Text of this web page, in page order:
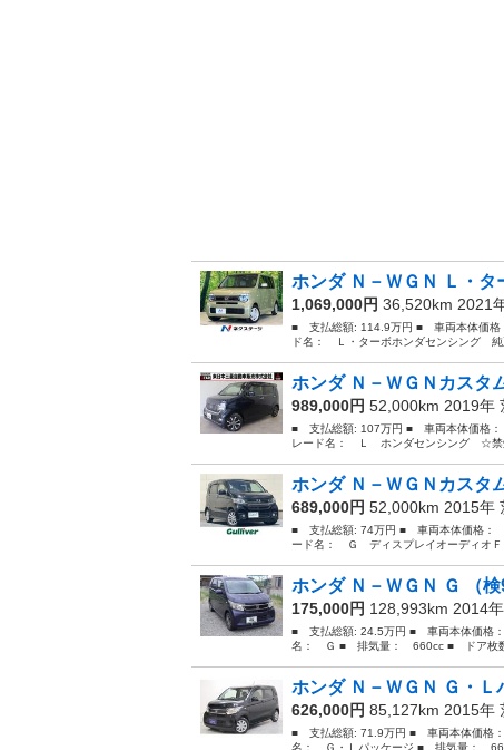
ホンダ Ｎ－ＷＧＮ Ｌ・
1,069,000円 36,520km 2021
■ 支払総額: 114.9万円 ■ 車両本体価
ド名： Ｌ・ターボホンダセンシング
ホンダ Ｎ－ＷＧＮカス
989,000円 52,000km 2019年
■ 支払総額: 107万円 ■ 車両本体価格
レード名： Ｌ ホンダセンシング ☆禁
ホンダ Ｎ－ＷＧＮカスタ
689,000円 52,000km 2015年
■ 支払総額: 74万円 ■ 車両本体価格
ード名： Ｇ ディスプレイオーディオ
ホンダ Ｎ－ＷＧＮ Ｇ （検
175,000円 128,993km 2014年
■ 支払総額: 24.5万円 ■ 車両本体価
名： Ｇ ■ 排気量： 660cc ■ ドア枚
ホンダ Ｎ－ＷＧＮ Ｇ・Ｌ
626,000円 85,127km 2015年
■ 支払総額: 71.9万円 ■ 車両本体価
名： Ｇ・Ｌパッケージ ■ 排気量：